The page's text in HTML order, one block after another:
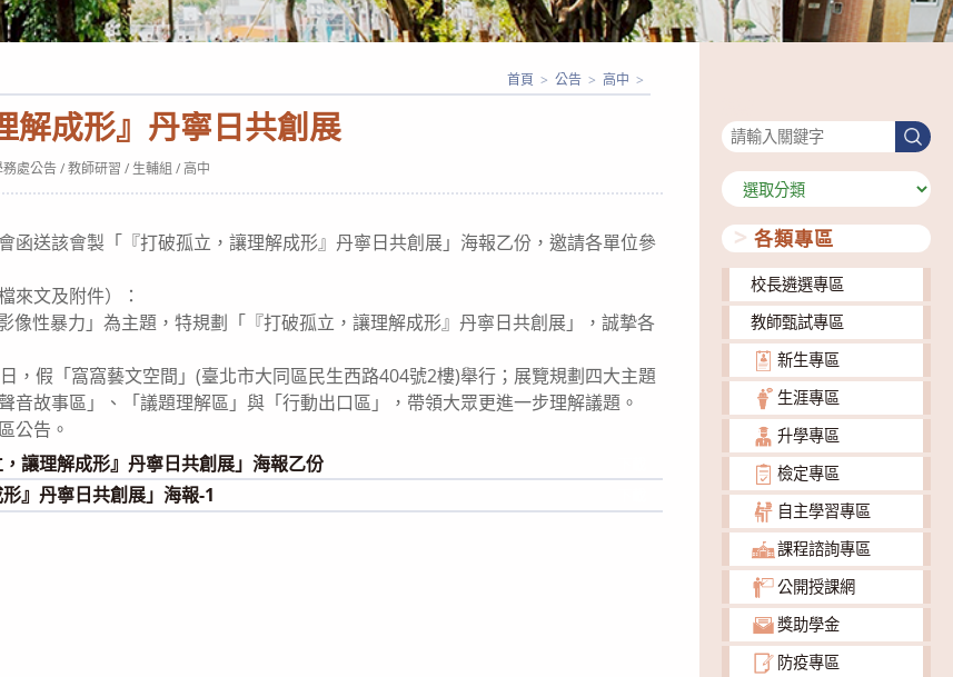
解成形』丹寧日共創展
首頁 > 公告 > 高中 >
務處公告 / 教師研習 / 生輔組 / 高中
函送該會製「『打破孤立，讓理解成形』丹寧日共創展」海報乙份，邀請各單位參
來文及附件）：
像性暴力」為主題，特規劃「『打破孤立，讓理解成形』丹寧日共創展」，誠摯各
，假「窩窩藝文空間」(臺北市大同區民生西路404號2樓)舉行；展覽規劃四大主題
音故事區」、「議題理解區」與「行動出口區」，帶領大眾更進一步理解議題。
公告。
讓理解成形』丹寧日共創展」海報乙份
』丹寧日共創展」海報-1
搜
尋
分
類
各類專區
校長遴選專區
教師甄試專區
新生專區
生涯專區
升學專區
檢定專區
自主學習專區
課程諮詢專區
公開授課網
獎助學金
防疫專區